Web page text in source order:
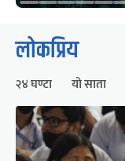
लोकप्रिय
२४ घण्टा यो साता